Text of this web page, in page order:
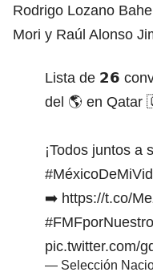
Rodrigo Lozano
Mori y Raúl Alonso
Lista de 𝟮𝟲
del 🌎 en
¡Todos juntos a
➡️ https://t.co/
pic.twitter.com/
— Selección